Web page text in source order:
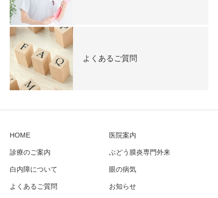
よくあるご質問
HOME 医院案内
診療のご案内 ぶどう膜炎専門外来
白内障について 眼の病気
よくあるご質問 お知らせ